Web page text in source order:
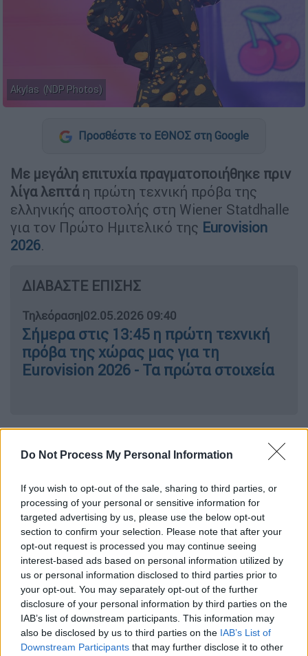
Do Not Process My Personal Information
If you wish to opt-out of the sale, sharing to third parties, or
processing of your personal or sensitive information for
targeted advertising by us, please use the below opt-out
section to confirm your selection. Please note that after your
opt-out request is processed you may continue seeing
interest-based ads based on personal information utilized by
us or personal information disclosed to third parties prior to
your opt-out. You may separately opt-out of the further
disclosure of your personal information by third parties on the
IAB’s list of downstream participants. This information may
also be disclosed by us to third parties on the IAB’s List of
Downstream Participants that may further disclose it to other
Akylas (NDP Photos)
Προσθέστε το ΕΘΝΟΣ στη Google
Με μεγάλη επιτυχία πραγματοποιήθηκε πριν
λίγα λεπτάη πρώτη τεχνική πρόβα της
ελληνικής αποστολής στη Wiener Statdhalle
για τον Πρώτο Ημιτελικό της Eurovision
2026.
ΔΙΑΒΑΣΤΕ ΕΠΙΣΗΣ
Τηλεόραση|02.05.2026 09:40
Σήμερα στις 13:45 η πρώτη τεχνική
πρόβα της χώρας μας για τη
Eurovision 2026 - Τα πρώτα στοιχεία
της Βιέννης και η ελληνική αποστολή με
αρχηγό τονΦωκά Ευαγγελινό είδαν όσα όλα
ετοιμάζουν τους τελευταίους μήνες να
παίρνουν «σάρκα και οστά». Η πρόβα είχε
διάρκεια 30 λεπτάκαι μπόρεσε να
αποτελέσει ένα δείγμα των όσων
ετοιμάζουν ο έμπειρος σκηνοθέτης αλλά και
όλη η ομάδα.
Όπως αναφέρει η περιγραφή του επίσημου